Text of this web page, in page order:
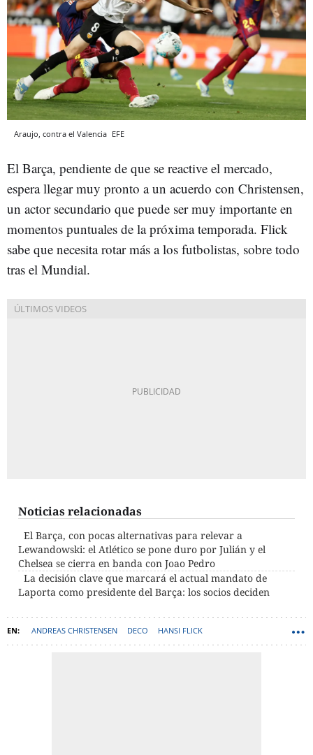
Araujo, contra el Valencia EFE
El Barça, pendiente de que se reactive el mercado,
espera llegar muy pronto a un acuerdo con Christensen,
un actor secundario que puede ser muy importante en
momentos puntuales de la próxima temporada. Flick
sabe que necesita rotar más a los futbolistas, sobre todo
tras el Mundial.
Noticias relacionadas
El Barça, con pocas alternativas para relevar a
Lewandowski: el Atlético se pone duro por Julián y el
Chelsea se cierra en banda con Joao Pedro
La decisión clave que marcará el actual mandato de
Laporta como presidente del Barça: los socios deciden
ANDREAS CHRISTENSEN DECO HANSI FLICK